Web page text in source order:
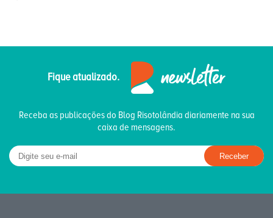
Fique atualizado.
Receba as publicações do Blog Risotolândia diariamente na sua
caixa de mensagens.